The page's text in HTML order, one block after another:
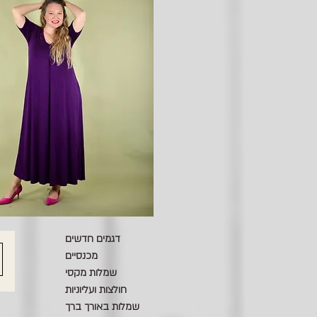
דגמים חדשים
מכנסיים
שמלות מקסי
חולצות ועליוניות
שמלות באורך ברך